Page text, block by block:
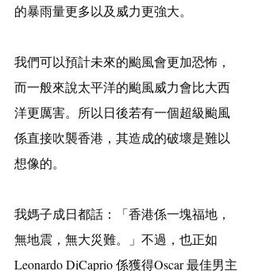
的暴雨量更多以及威力更強大。
我們可以預計未來的颱風會更加恐怖，
而一般來說太平洋的颱風威力會比大西
洋更厲害。所以日後若有一個超級颱風
係直接吹襲香港，其造成的破壞是難以
想像的。
我媽子成日都話：「香港係一塊福地，
無地震，無大災難。」不過，也正如
Leonardo DiCaprio 係獲得Oscar 最佳男主